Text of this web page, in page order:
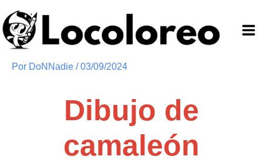
al
contenido
Por DoNNadie /03/09/2024
Dibujo de
camaleón